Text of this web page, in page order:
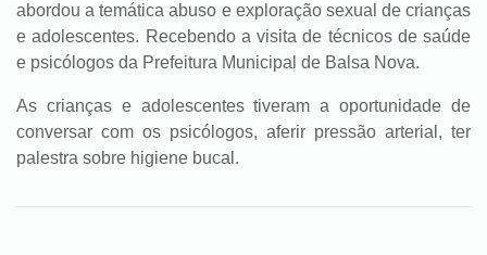
abordou a temática abuso e exploração sexual de crianças
e adolescentes. Recebendo a visita de técnicos de saúde
e psicólogos da Prefeitura Municipal de Balsa Nova.
As crianças e adolescentes tiveram a oportunidade de
conversar com os psicólogos, aferir pressão arterial, ter
palestra sobre higiene bucal.